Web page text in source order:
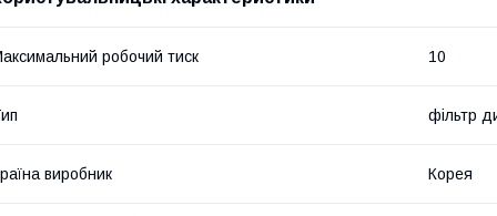
робочий тиск 10
фільтр
виробник Корея